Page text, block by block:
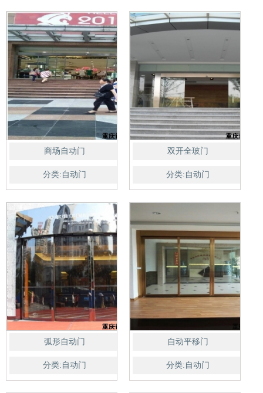
商场自动门
分类:自动门
双开全玻门
分类:自动门
弧形自动门
分类:自动门
自动平移门
分类:自动门